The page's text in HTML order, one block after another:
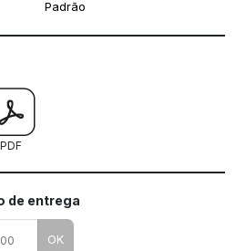
Padrão
como utilizar os nossos gabaritos
PDF
de entrega
OK